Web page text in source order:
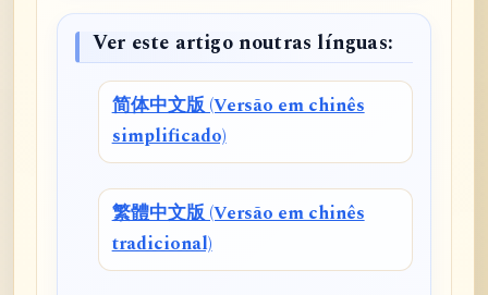
Ver este artigo noutras línguas:
简体中文版 (Versão em chinês
simplificado)
繁體中文版 (Versão em chinês
tradicional)